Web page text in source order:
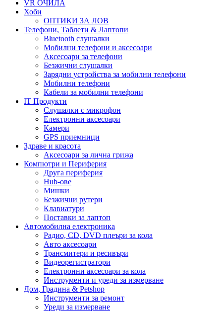
VR ОЧИЛА
Хоби
ОПТИКИ ЗА ЛОВ
Телефони, Таблети & Лаптопи
Bluetooth слушалки
Мобилни телефони и аксесоари
Аксесоари за телефони
Безжични слушалки
Зарядни устройства за мобилни телефони
Мобилни телефони
Кабели за мобилни телефони
IT Продукти
Слушалки с микрофон
Електронни аксесоари
Камери
GPS приемници
Здраве и красота
Аксесоари за лична грижа
Компютри и Периферия
Друга периферия
Hub-ове
Мишки
Безжични рутери
Клавиатури
Поставки за лаптоп
Автомобилна електроника
Радио, CD, DVD плеъри за кола
Авто аксесоари
Трансмитери и ресивъри
Видеорегистратори
Електронни аксесоари за кола
Инструменти и уреди за измерване
Дом, Градина & Petshop
Инструменти за ремонт
Уреди за измерване